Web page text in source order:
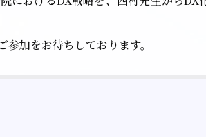
加をお待ちしております。